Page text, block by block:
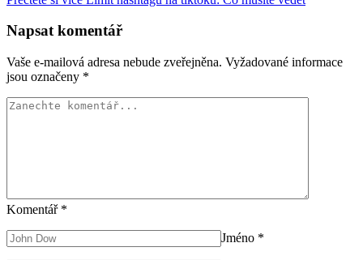
Napsat komentář
Vaše e-mailová adresa nebude zveřejněna. Vyžadované informace
jsou označeny *
Komentář *
Jméno *